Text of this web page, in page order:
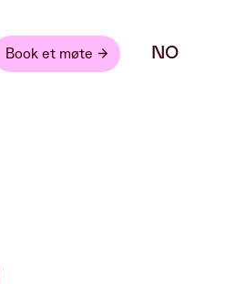
Book et møte NO